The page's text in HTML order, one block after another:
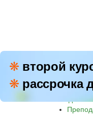
❋ второй
❋ рассрочка
Академия